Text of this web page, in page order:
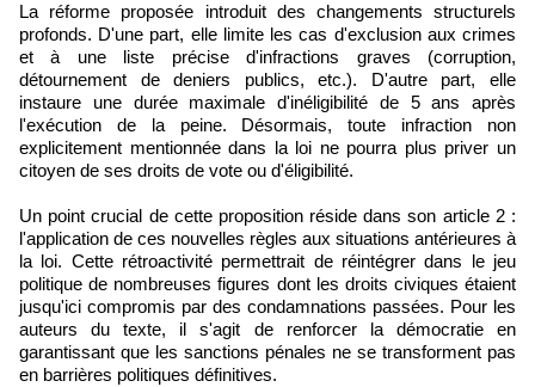
La réforme proposée introduit des changements structurels
profonds. D'une part, elle limite les cas d'exclusion aux crimes
et à une liste précise d'infractions graves (corruption,
détournement de deniers publics, etc.). D'autre part, elle
instaure une durée maximale d'inéligibilité de 5 ans après
l'exécution de la peine. Désormais, toute infraction non
explicitement mentionnée dans la loi ne pourra plus priver un
citoyen de ses droits de vote ou d'éligibilité.
Un point crucial de cette proposition réside dans son article 2 :
l'application de ces nouvelles règles aux situations antérieures à
la loi. Cette rétroactivité permettrait de réintégrer dans le jeu
politique de nombreuses figures dont les droits civiques étaient
jusqu'ici compromis par des condamnations passées. Pour les
auteurs du texte, il s'agit de renforcer la démocratie en
garantissant que les sanctions pénales ne se transforment pas
en barrières politiques définitives.